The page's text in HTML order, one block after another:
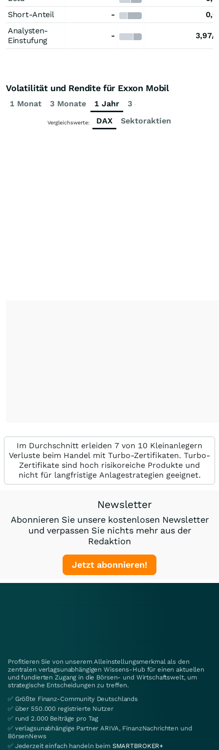
Short-Anteil
-
Analysten-
Einstufung
- 3,97/
Volatilität und Rendite für Exxon Mobil
1 Monat 3 Monate 1 Jahr 3 Jahre
Vergleichswerte: DAX Sektoraktien
Im Durchschnitt erleiden 7 von 10 Kleinanlegern
Verluste beim Handel mit Turbo-Zertifikaten. Turbo-
Zertifikate sind hoch risikoreiche Produkte und
nicht für langfristige Anlagestrategien geeignet.
Newsletter
Abonnieren Sie unsere kostenlosen Newsletter
und verpassen Sie nichts mehr aus der
Redaktion
Jetzt abonnieren!
Profitieren Sie von unserem Alleinstellungsmerkmal als den
zentralen verlagsunabhängigen Wissens-Hub für einen aktuellen
und fundierten Zugang in die Börsen- und Wirtschaftswelt, um
strategische Entscheidungen zu treffen.
✅ Größte Finanz-Community Deutschlands
✅ über 550.000 registrierte Nutzer
✅ rund 2.000 Beiträge pro Tag
✅ verlagsunabhängige Partner ARIVA, FinanzNachrichten und
BörsenNews
✅ Jederzeit einfach handeln beim SMARTBROKER+